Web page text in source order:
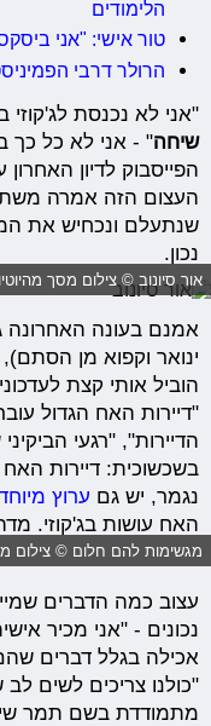
הלימודים
טור אישי: "אני
הרולר דרבי
"אני לא נכנסת לג'קוזי
שיחה" - אני לא כל כך
הפייסבוק לדיון
העצום הזה אמרה
שנתעלם ונכחיש את
נכון.
אור סיונוב © צילום מסך
אמנם בעונה האחרונה
ינואר וקפוא מן
הוביל אותי קצת
"דיירות האח הגדול
הדיירות", "רגעי
בשכשוכית: דיירות
נגמר, יש גם ערוץ
האח עושות בג'קוזי.
מגשימות להם חלום © צילום
עצוב כמה הדברים
נכונים - "אני מכיר
אכילה בגלל דברים שהם
"כולנו צריכים לשים לב
מתמודדת בשם תמר